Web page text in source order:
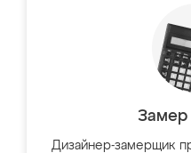
Замер
Дизайнер-замерщик